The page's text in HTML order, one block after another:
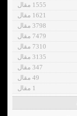
1555 مقال
1621 مقال
3798 مقال
7479 مقال
7310 مقال
3135 مقال
347 مقال
49 مقال
1 مقال